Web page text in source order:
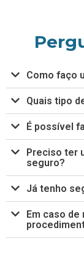
Como faço
Quais tipo
É possível
Preciso ter
seguro?
Já tenho
Em caso